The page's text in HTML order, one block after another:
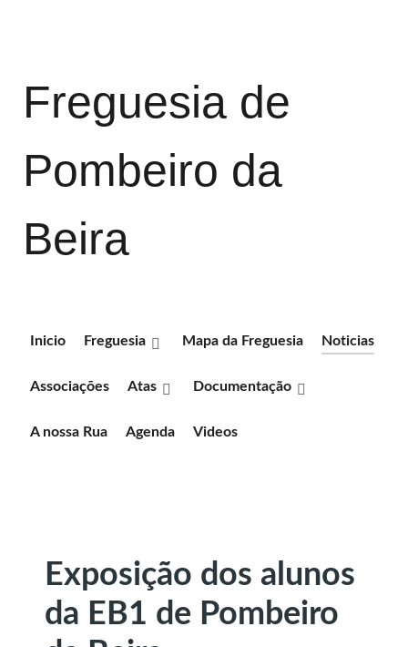
Freguesia de
Pombeiro da
Beira
Inicio Freguesia Mapa da Freguesia Noticias
Associações Atas Documentação
A nossa Rua Agenda Videos
Exposição dos alunos
da EB1 de Pombeiro